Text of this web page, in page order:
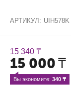
АРТИКУЛ: UIH578K
15 340 ₸
15 000₸
Вы экономите: 340 ₸